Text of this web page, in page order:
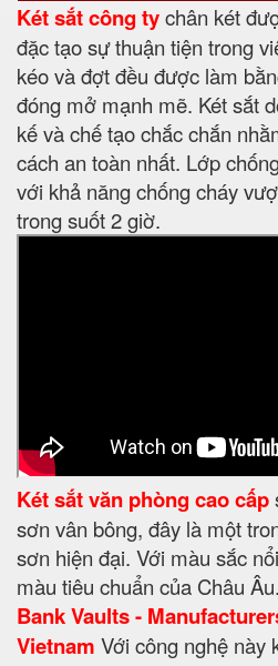
Két sắt công tychân két
đặc tạo sự thuận tiện trong
kéo và đợt đều được làm
đóng mở mạnh mẽ. Két sắt
kế và chế tạo chắc chắn
cách an toàn nhất. Lớp
với khả năng chống cháy
trong suốt 2 giờ.
Két sắt văn phòng cao cấp
sơn vân bông, đây là một
sơn hiện đại. Với màu sắc
màu tiêu chuẩn của Châu Âu.
Bank Vaults -
Vietnam Với công nghệ này